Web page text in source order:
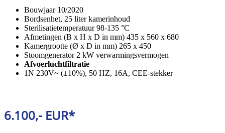
Bouwjaar 10/2020
Bordsenhet, 25 liter kamerinhoud
Sterilisatietemperatuur 98-135 °C
Afmetingen (B x H x D in mm) 435 x 560 x 680
Kamergrootte (Ø x D in mm) 265 x 450
Stoomgenerator 2 kW verwarmingsvermogen
Afvoerluchtfiltratie
1N 230V~ (±10%), 50 HZ, 16A, CEE-stekker
6.100,- EUR*